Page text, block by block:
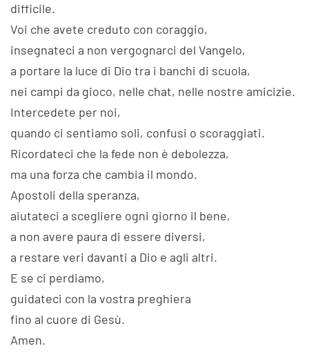
difficile.
Voi che avete creduto con coraggio,
insegnateci a non vergognarci del Vangelo,
a portare la luce di Dio tra i banchi di scuola,
nei campi da gioco, nelle chat, nelle nostre amicizie.
Intercedete per noi,
quando ci sentiamo soli, confusi o scoraggiati.
Ricordateci che la fede non è debolezza,
ma una forza che cambia il mondo.
Apostoli della speranza,
aiutateci a scegliere ogni giorno il bene,
a non avere paura di essere diversi,
a restare veri davanti a Dio e agli altri.
E se ci perdiamo,
guidateci con la vostra preghiera
fino al cuore di Gesù.
Amen.